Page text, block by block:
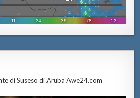
di Suseso di Aruba Awe24.com